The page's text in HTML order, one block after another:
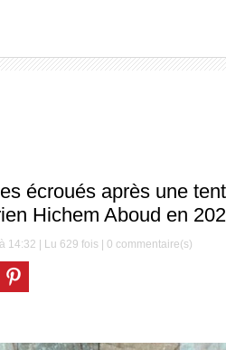
écroués après une
Hichem Aboud en
14:32 | Lu 629 fois |0 commentaire(s)